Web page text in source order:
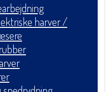
harver /